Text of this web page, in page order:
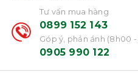
Tư vấn mua hàng
0899 152 143
Góp ý, phản ánh (8h00
0905 990 122